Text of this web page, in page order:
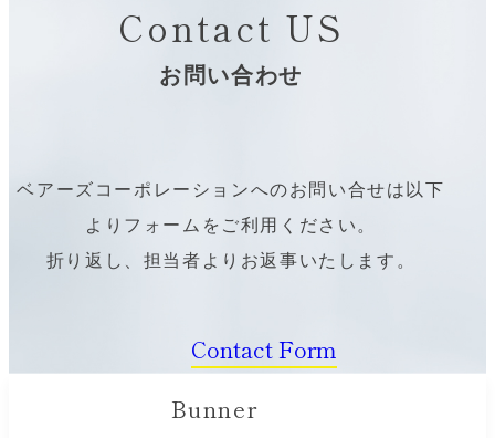
Contact US
お問い合わせ
ベアーズコーポレーションへのお問い合せは以下
よりフォームをご利用ください。
折り返し、担当者よりお返事いたします。
Contact Form
Bunner